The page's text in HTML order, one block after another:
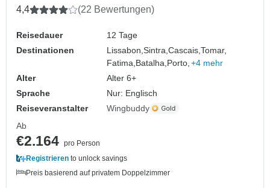
4,4 (22 Bewertungen)
Reisedauer
12 Tage
Destinationen
Lissabon,Sintra,Cascais,Tomar,
Fatima, Batalha, Porto, +4 mehr
Alter
Alter 6+
Sprache
Nur: Englisch
Reiseveranstalter
Wingbuddy
Ab
€2.164 pro Person
Registrieren to unlock savings
Preis basierend auf privatem Doppelzimmer